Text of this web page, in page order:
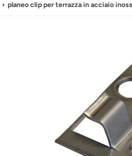
planeo clip per terrazza in acciaio